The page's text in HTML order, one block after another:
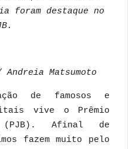
foram destaque no
Matsumoto
de famosos e
vive o Prêmio
(PJB). Afinal de
fazem muito pelo